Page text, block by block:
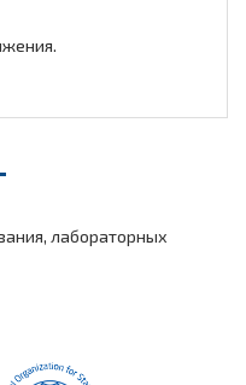
лабораторных